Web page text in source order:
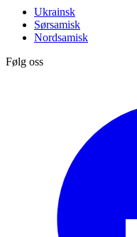
Ukrainsk
Sørsamisk
Nordsamisk
Følg oss